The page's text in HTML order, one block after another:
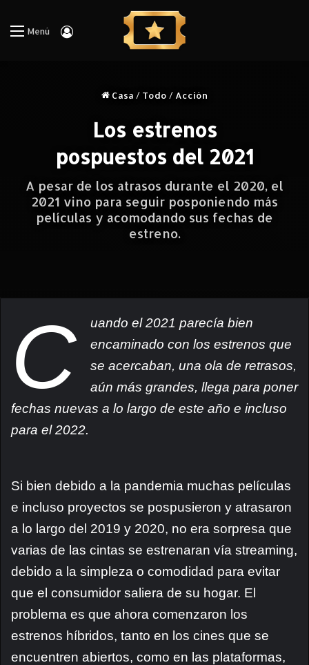
Menú Iniciar Sesión
Casa / Todo / Acción
Los estrenos
pospuestos del 2021
A pesar de los atrasos durante el 2020, el
2021 vino para seguir posponiendo más
películas y acomodando sus fechas de
estreno.
C
uando el 2021 parecía bien
encaminado con los estrenos que
se acercaban, una ola de retrasos,
aún más grandes, llega para poner
fechas nuevas a lo largo de este año e incluso
para el 2022.
Si bien debido a la pandemia muchas películas
e incluso proyectos se pospusieron y atrasaron
a lo largo del 2019 y 2020, no era sorpresa que
varias de las cintas se estrenaran vía streaming,
debido a la simpleza o comodidad para evitar
que el consumidor saliera de su hogar. El
problema es que ahora comenzaron los
estrenos híbridos, tanto en los cines que se
encuentren abiertos, como en las plataformas,